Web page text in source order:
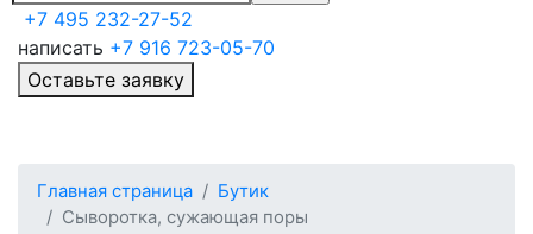
+7 495 232-27-52
написать +7 916 723-05-70
Оставьте заявку
Главная страница
Бутик
Сыворотка, сужающая поры